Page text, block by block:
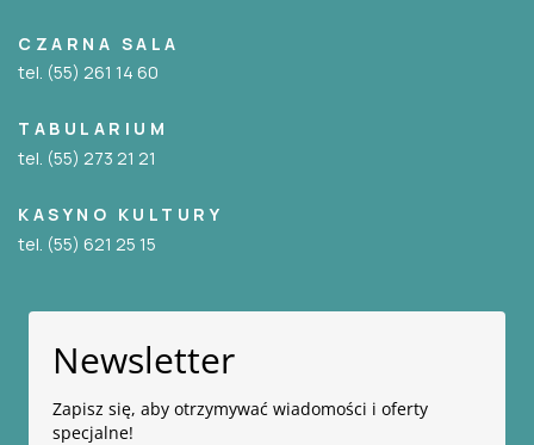
CZARNA SALA
tel. (55) 261 14 60
TABULARIUM
tel. (55) 273 21 21
KASYNO KULTURY
tel. (55) 621 25 15
Newsletter
Zapisz się, aby otrzymywać wiadomości i oferty
specjalne!